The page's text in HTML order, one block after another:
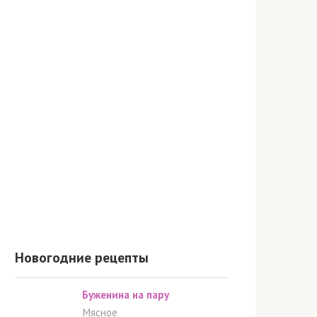
Новогодние рецепты
Буженина на пару
Мясное